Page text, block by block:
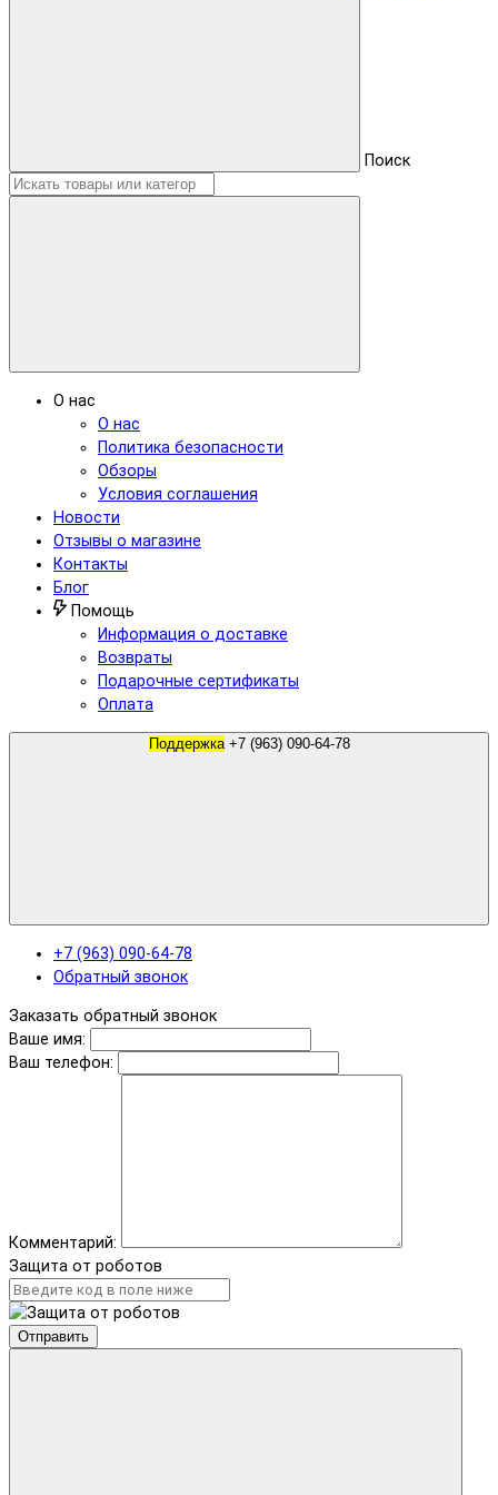
Поиск
О нас
О нас
Политика безопасности
Обзоры
Условия соглашения
Новости
Отзывы о магазине
Контакты
Блог
Помощь
Информация о доставке
Возвраты
Подарочные сертификаты
Оплата
Поддержка +7 (963) 090-64-78
+7 (963) 090-64-78
Обратный звонок
Заказать обратный звонок
Ваше имя:
Ваш телефон:
Комментарий:
Защита от роботов
Отправить